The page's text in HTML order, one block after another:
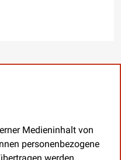
Medieninhalt von
personenbezogene